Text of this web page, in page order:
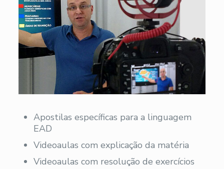
Apostilas específicas para a linguagem
EAD
Videoaulas com explicação da matéria
Videoaulas com resolução de exercícios